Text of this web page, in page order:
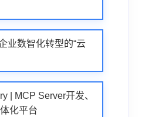
业数智化转型的“云
| MCP Server开发、
化平台